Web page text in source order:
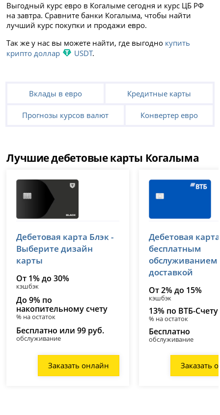
Выгодный курс евро в Когалыме сегодня и курс ЦБ РФ
на завтра. Сравните банки Когалыма, чтобы найти
лучший курс покупки и продажи евро.
Так же у нас вы можете найти, где выгодно купить
крипто доллар
USDT.
Вклады в евро Кредитные карты
Прогнозы курсов валют Конвертер евро
Лучшие дебетовые карты Когалыма
лицензия № 2673
Дебетовая карта Блэк -
Выберите дизайн
карты
От 1% до 30%
кэшбэк
До 9% по
накопительному счету
% на остаток
Бесплатно или 99 руб.
обслуживание
Заказать онлайн
лицензия № 1000
Дебетовая
бесплатным
обслуживанием
доставкой
От 2% до 15%
кэшбэк
13% по ВТБ-Счету
% на остаток
Бесплатно
обслуживание
Заказать